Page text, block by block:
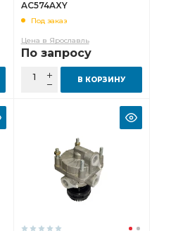
Knorr-Bremse AC574AXY
AC574AXY
Под заказ
Цена в Ярославль
По запросу
В КОРЗИНУ